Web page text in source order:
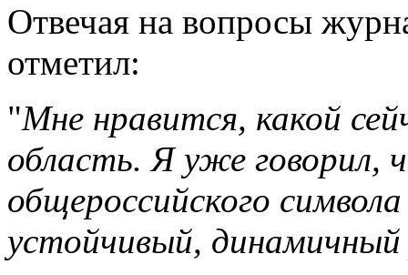
Отвечая на вопросы
отметил:
"Мне нравится, какой
область. Я уже говорил,
общероссийского
устойчивый, динамичный